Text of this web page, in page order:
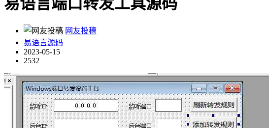
易语言端口转发工具源码
网友投稿
易语言源码
2023-05-15
2532